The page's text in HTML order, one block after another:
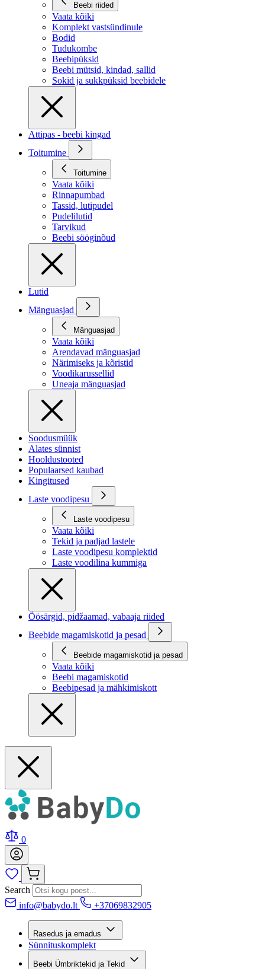
Beebi riided
Vaata kõiki
Komplekt vastsündinule
Bodid
Tudukombe
Beebipüksid
Beebi mütsid, kindad, sallid
Sokid ja sukkpüksid beebidele
Attipas - beebi kingad
Toitumine
Toitumine
Vaata kõiki
Rinnapumbad
Tassid, lutipudel
Pudelilutid
Tarvikud
Beebi sööginõud
Lutid
Mänguasjad
Mänguasjad
Vaata kõiki
Arendavad mänguasjad
Närimiseks ja kõristid
Voodikarussellid
Uneaja mänguasjad
Soodusmüük
Alates sünnist
Hooldustooted
Populaarsed kaubad
Kingitused
Laste voodipesu
Laste voodipesu
Vaata kõiki
Tekid ja padjad lastele
Laste voodipesu komplektid
Laste voodilina kummiga
Öösärgid, pidžaamad, vabaaja riided
Beebide magamiskotid ja pesad
Beebide magamiskotid ja pesad
Vaata kõiki
Beebi magamiskotid
Beebipesad ja mähkimiskott
0
Search
info@babydo.lt
+37069832905
Rasedus ja emadus
Sünnituskomplekt
Beebi Ümbriktekid ja Tekid